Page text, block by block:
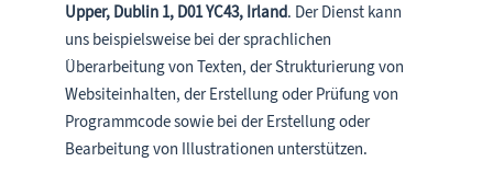
Upper, Dublin 1, D01 YC43, Irland. Der Dienst kann
uns beispielsweise bei der sprachlichen
Überarbeitung von Texten, der Strukturierung von
Websiteinhalten, der Erstellung oder Prüfung von
Programmcode sowie bei der Erstellung oder
Bearbeitung von Illustrationen unterstützen.